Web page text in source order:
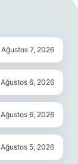
Ağustos 7, 2026
Ağustos 6, 2026
Ağustos 6, 2026
Ağustos 5, 2026